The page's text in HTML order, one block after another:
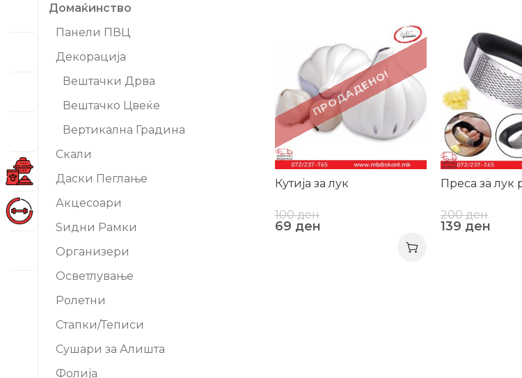
Домаќинство
Панели ПВЦ
Декорација
Вештачки Дрва
Вештачко Цвеќе
Вертикална Градина
Скали
Даски Пеглање
Акцесоари
Ѕидни Рамки
Организери
Осветлување
Ролетни
Стапки/Теписи
Сушари за Алишта
Фолија
ПРОДАДЕНО!
Кутија за лук
100ден
69 ден
Преса за лук
200ден
139 ден